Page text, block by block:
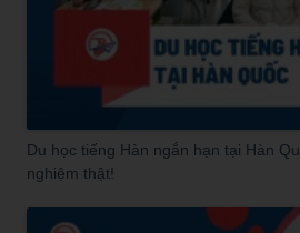
Du học tiếng Hàn ngắn hạn tại Hàn
nghiệm thật!